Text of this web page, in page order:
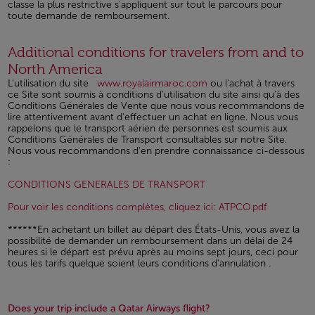
classe la plus restrictive s'appliquent sur tout le parcours pour
toute demande de remboursement.
Open in a new window
Additional conditions for travelers from and to
North America
L'utilisation du site www.royalairmaroc.com ou l'achat à travers
ce Site sont soumis à conditions d'utilisation du site ainsi qu'à des
Conditions Générales de Vente que nous vous recommandons de
lire attentivement avant d'effectuer un achat en ligne. Nous vous
rappelons que le transport aérien de personnes est soumis aux
Conditions Générales de Transport consultables sur notre Site.
Nous vous recommandons d'en prendre connaissance ci-dessous
:
CONDITIONS GENERALES DE TRANSPORTOpen in a new window
Pour voir les conditions complètes, cliquez ici: ATPCO.pdfOpen in a
******En achetant un billet au départ des États-Unis, vous avez la
possibilité de demander un remboursement dans un délai de 24
heures si le départ est prévu après au moins sept jours, ceci pour
tous les tarifs quelque soient leurs conditions d'annulation .
Does your trip include a Qatar Airways flight?